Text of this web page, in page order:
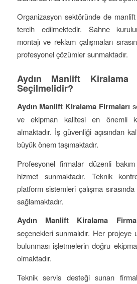
Organizasyon sektöründe de
tercih edilmektedir. Sahne
montajı ve reklam çalışmaları
profesyonel çözümler sunmaktadır.
Aydın Manlift Kiralama
Seçilmelidir?
Aydın Manlift Kiralama Firmaları
ve ekipman kalitesi en önemli
almaktadır. İş güvenliği açısından
büyük önem taşımaktadır.
Profesyonel firmalar düzenli
hizmet sunmaktadır. Teknik
platform sistemleri çalışma
sağlamaktadır.
Aydın Manlift Kiralama
seçenekleri sunmalıdır. Her
bulunması işletmelerin doğru
olmaktadır.
Teknik servis desteği sunan